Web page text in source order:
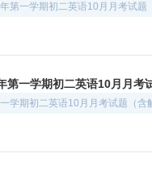
第一学期初二英语10月月考试题
一学期初二英语10月月考
学期初二英语10月月考试题（含